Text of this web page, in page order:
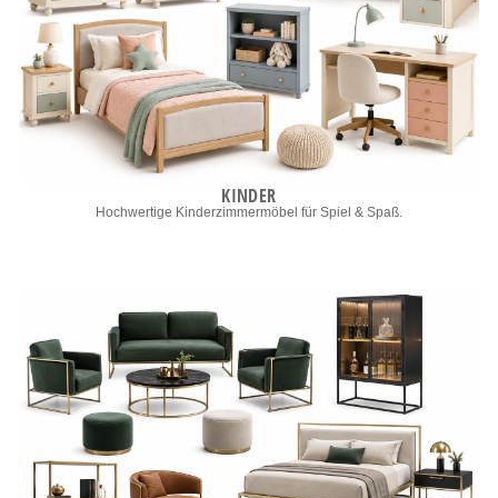
KINDER
Hochwertige Kinderzimmermöbel für Spiel & Spaß.